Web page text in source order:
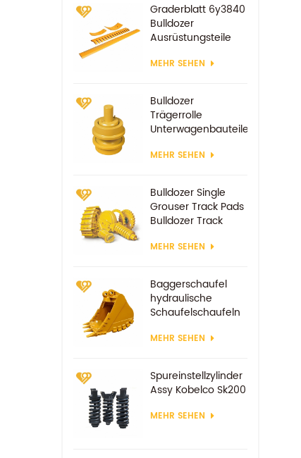
Graderblatt 6y3840
Bulldozer
Ausrüstungsteile
MEHR SEHEN
Bulldozer
Trägerrolle
Unterwagenbauteile
MEHR SEHEN
Bulldozer Single
Grouser Track Pads
Bulldozer Track
MEHR SEHEN
Baggerschaufel
hydraulische
Schaufelschaufeln
MEHR SEHEN
Spureinstellzylinder
Assy Kobelco Sk200
MEHR SEHEN